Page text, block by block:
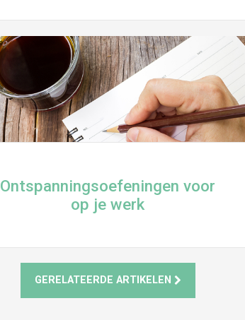
Ontspanningsoefeningen voor
op je werk
GERELATEERDE ARTIKELEN